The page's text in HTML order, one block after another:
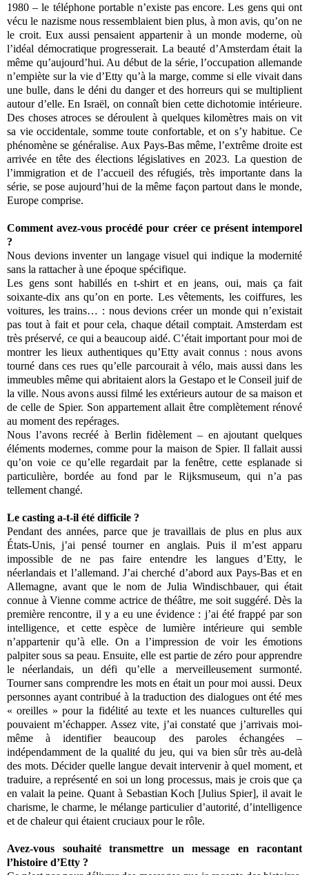
1980 – le téléphone portable n’existe pas encore. Les gens qui ont
vécu le nazisme nous ressemblaient bien plus, à mon avis, qu’on ne
le croit. Eux aussi pensaient appartenir à un monde moderne, où
l’idéal démocratique progresserait. La beauté d’Amsterdam était la
même qu’aujourd’hui. Au début de la série, l’occupation allemande
n’empiète sur la vie d’Etty qu’à la marge, comme si elle vivait dans
une bulle, dans le déni du danger et des horreurs qui se multiplient
autour d’elle. En Israël, on connaît bien cette dichotomie intérieure.
Des choses atroces se déroulent à quelques kilomètres mais on vit
sa vie occidentale, somme toute confortable, et on s’y habitue. Ce
phénomène se généralise. Aux Pays-Bas même, l’extrême droite est
arrivée en tête des élections législatives en 2023. La question de
l’immigration et de l’accueil des réfugiés, très importante dans la
série, se pose aujourd’hui de la même façon partout dans le monde,
Europe comprise.
Comment avez-vous procédé pour créer ce présent intemporel
?
Nous devions inventer un langage visuel qui indique la modernité
sans la rattacher à une époque spécifique.
Les gens sont habillés en t-shirt et en jeans, oui, mais ça fait
soixante-dix ans qu’on en porte. Les vêtements, les coiffures, les
voitures, les trains… : nous devions créer un monde qui n’existait
pas tout à fait et pour cela, chaque détail comptait. Amsterdam est
très préservé, ce qui a beaucoup aidé. C’était important pour moi de
montrer les lieux authentiques qu’Etty avait connus : nous avons
tourné dans ces rues qu’elle parcourait à vélo, mais aussi dans les
immeubles même qui abritaient alors la Gestapo et le Conseil juif de
la ville. Nous avons aussi filmé les extérieurs autour de sa maison et
de celle de Spier. Son appartement allait être complètement rénové
au moment des repérages.
Nous l’avons recréé à Berlin fidèlement – en ajoutant quelques
éléments modernes, comme pour la maison de Spier. Il fallait aussi
qu’on voie ce qu’elle regardait par la fenêtre, cette esplanade si
particulière, bordée au fond par le Rijksmuseum, qui n’a pas
tellement changé.
Le casting a-t-il été difficile ?
Pendant des années, parce que je travaillais de plus en plus aux
États-Unis, j’ai pensé tourner en anglais. Puis il m’est apparu
impossible de ne pas faire entendre les langues d’Etty, le
néerlandais et l’allemand. J’ai cherché d’abord aux Pays-Bas et en
Allemagne, avant que le nom de Julia Windischbauer, qui était
connue à Vienne comme actrice de théâtre, me soit suggéré. Dès la
première rencontre, il y a eu une évidence : j’ai été frappé par son
intelligence, et cette espèce de lumière intérieure qui semble
n’appartenir qu’à elle. On a l’impression de voir les émotions
palpiter sous sa peau. Ensuite, elle est partie de zéro pour apprendre
le néerlandais, un défi qu’elle a merveilleusement surmonté.
Tourner sans comprendre les mots en était un pour moi aussi. Deux
personnes ayant contribué à la traduction des dialogues ont été mes
« oreilles » pour la fidélité au texte et les nuances culturelles qui
pouvaient m’échapper. Assez vite, j’ai constaté que j’arrivais moi-
même à identifier beaucoup des paroles échangées –
indépendamment de la qualité du jeu, qui va bien sûr très au-delà
des mots. Décider quelle langue devait intervenir à quel moment, et
traduire, a représenté en soi un long processus, mais je crois que ça
en valait la peine. Quant à Sebastian Koch [Julius Spier], il avait le
charisme, le charme, le mélange particulier d’autorité, d’intelligence
et de chaleur qui étaient cruciaux pour le rôle.
Avez-vous souhaité transmettre un message en racontant
l’histoire d’Etty ?